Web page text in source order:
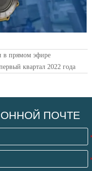
в прямом эфире
квартал 2022 года
ПОЧТЕ